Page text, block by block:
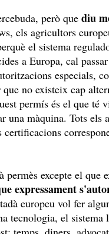
però que diu
els agricultors
el sistema
a Europa, cal
especials,
no existeix cap
permís és el que té
una màquina. Tots els
excepte el que
expressament
europeu vol fer
tecnologia, el